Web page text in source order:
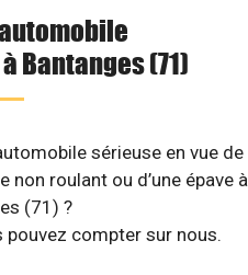
Bantanges (71)
sérieuse en vue de
non roulant ou d’une épave à
(71) ?
compter sur nous.